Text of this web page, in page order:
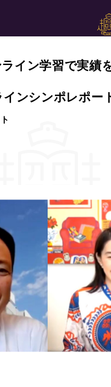
イン学習で実績
ンシンポレポー